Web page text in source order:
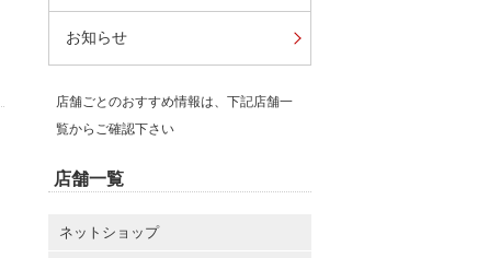
お知らせ
店舗ごとのおすすめ情報は、下記店舗一
覧からご確認下さい
店舗一覧
ネットショップ